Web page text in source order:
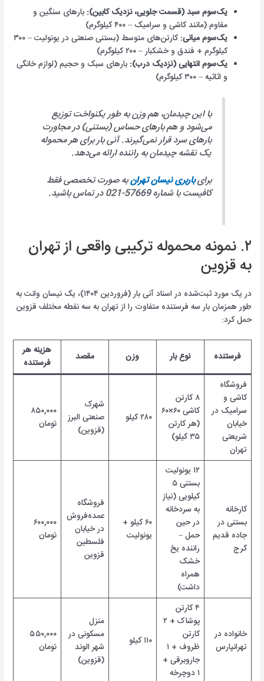
یک‌سوم سبد (قسمت جلویی، نزدیک کابین): بارهای سنگین و
مقاوم (مانند کاشی و سرامیک – ۴۰۰ کیلوگرم)
یک‌سوم میانی:
کارتن‌های متوسط (بستنی صنعتی در یونولیت – ۳۰۰
کیلوگرم + فندق و خشکبار – ۲۰۰ کیلوگرم)
یک‌سوم انتهایی (نزدیک درب): بارهای سبک و حجیم (لوازم خانگی
و اثاثیه – ۳۰۰ کیلوگرم)
با این چیدمان، هم وزن به طور یکنواخت توزیع
می‌شود و هم بارهای حساس (بستنی) در مجاورت
بارهای سرد قرار نمی‌گیرند. آنی بار برای هر محموله
یک نقشه چیدمان به راننده ارائه می‌دهد.
برایباربری نیسان تهرانبه صورت تخصصی فقط
کافیست با شماره 57669-021 در تماس باشید.
۲. نمونه محموله ترکیبی واقعی از تهران
به قزوین
در یک مورد ثبت‌شده در اسناد آنی بار (فروردین ۱۴۰۴)، یک نیسان وانت به
طور همزمان بار سه فرستنده متفاوت را از تهران به سه نقطه مختلف قزوین
حمل کرد:
فرستنده نوع بار وزن مقصد
هزینه هر
فرستنده
فروشگاه
کاشی و
سرامیک در
خیابان
شریعتی
تهران
۸ کارتن
کاشی ۶۰×۶۰
(هر کارتن
۳۵ کیلو)
۲۸۰ کیلو
شهرک
صنعتی البرز
(قزوین)
۸۵۰,۰۰۰
تومان
کارخانه
بستنی در
جاده قدیم
کرج
۱۲ یونولیت
بستنی ۵
کیلویی (نیاز
به سردخانه
در حین
حمل –
راننده یخ
خشک
همراه
داشت)
۶۰ کیلو +
یونولیت
فروشگاه
عمده‌فروش
در خیابان
فلسطین
قزوین
۶۰۰,۰۰۰
تومان
خانواده در
تهرانپارس
۴ کارتن
پوشاک + ۲
کارتن
ظروف + ۱
جاروبرقی +
۱ دوچرخه
۱۱۰ کیلو
منزل
مسکونی در
شهر الوند
(قزوین)
۵۵۰,۰۰۰
تومان